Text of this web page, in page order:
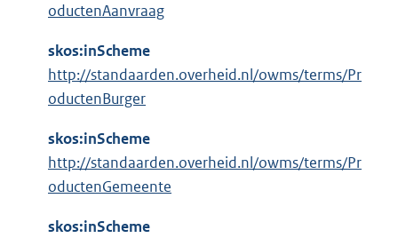
oductenAanvraag
skos:inScheme
http://standaarden.overheid.nl/owms/terms/Pr
oductenBurger
skos:inScheme
http://standaarden.overheid.nl/owms/terms/Pr
oductenGemeente
skos:inScheme